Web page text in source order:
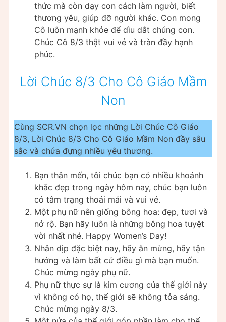
thức mà còn dạy con cách làm người, biết
thương yêu, giúp đỡ người khác. Con mong
Cô luôn mạnh khỏe để dìu dắt chúng con.
Chúc Cô 8/3 thật vui vẻ và tràn đầy hạnh
phúc.
Lời Chúc 8/3 Cho Cô Giáo Mầm
Non
Cùng SCR.VN chọn lọc những Lời Chúc Cô Giáo
8/3, Lời Chúc 8/3 Cho Cô Giáo Mầm Non đầy sâu
sắc và chứa đựng nhiều yêu thương.
Bạn thân mến, tôi chúc bạn có nhiều khoảnh
khắc đẹp trong ngày hôm nay, chúc bạn luôn
có tâm trạng thoải mái và vui vẻ.
Một phụ nữ nên giống bông hoa: đẹp, tươi và
nở rộ. Bạn hãy luôn là những bông hoa tuyệt
vời nhất nhé. Happy Women’s Day!
Nhân dịp đặc biệt nay, hãy ăn mừng, hãy tận
hưởng và làm bất cứ điều gì mà bạn muốn.
Chúc mừng ngày phụ nữ.
Phụ nữ thực sự là kim cương của thế giới này
vì không có họ, thế giới sẽ không tỏa sáng.
Chúc mừng ngày 8/3.